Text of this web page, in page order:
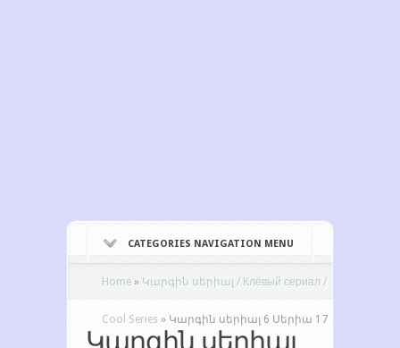
CATEGORIES NAVIGATION MENU
Home » Կարգին սերիալ / Клёвый сериал /
Cool Series » Կարգին սերիալ 6 Սերիա 17
Կարգին սերիալ